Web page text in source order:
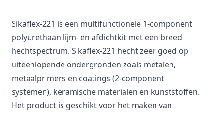
Sikaflex-221 is een multifunctionele 1-component
polyurethaan lijm- en afdichtkit met een breed
hechtspectrum. Sikaflex-221 hecht zeer goed op
uiteenlopende ondergronden zoals metalen,
metaalprimers en coatings (2-component
systemen), keramische materialen en kunststoffen.
Het product is geschikt voor het maken van